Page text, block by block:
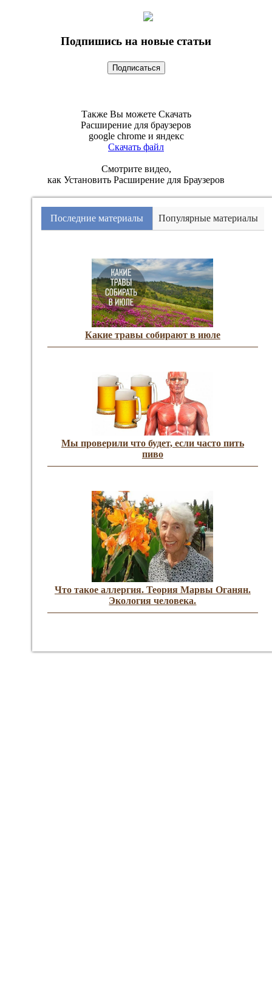
Подпишись на новые статьи
Также Вы можете Скачать
Расширение для браузеров
google chrome и яндекс
Скачать файл
Смотрите видео,
как Установить Расширение для Браузеров
Последние материалы Популярные материалы
Какие травы собирают в июле
Мы проверили что будет, если часто пить
пиво
Что такое аллергия. Теория Марвы Оганян.
Экология человека.